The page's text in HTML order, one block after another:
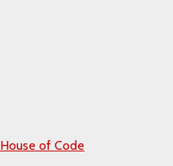
House of Code